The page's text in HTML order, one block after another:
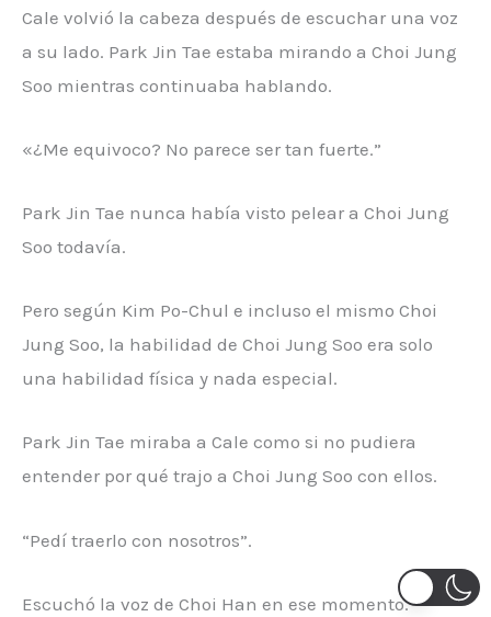
Cale volvió la cabeza después de escuchar una voz
a su lado. Park Jin Tae estaba mirando a Choi Jung
Soo mientras continuaba hablando.
«¿Me equivoco? No parece ser tan fuerte.”
Park Jin Tae nunca había visto pelear a Choi Jung
Soo todavía.
Pero según Kim Po-Chul e incluso el mismo Choi
Jung Soo, la habilidad de Choi Jung Soo era solo
una habilidad física y nada especial.
Park Jin Tae miraba a Cale como si no pudiera
entender por qué trajo a Choi Jung Soo con ellos.
“Pedí traerlo con nosotros”.
Escuchó la voz de Choi Han en ese momento.